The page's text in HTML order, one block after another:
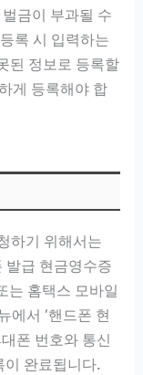
금이 부과될 수
록 시 입력하는
된 정보로 등록할
게 등록해야 합
하기 위해서는
발급 현금영수증
는 홈택스 모바일
에서 ‘핸드폰 현
폰 번호와 통신
이 완료됩니다.